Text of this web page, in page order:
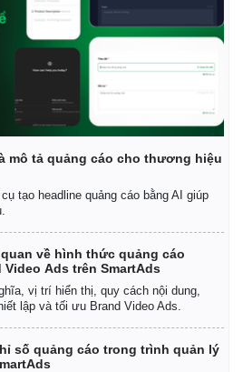
Quân sự - Quốc phòng
Vũ khí
mô tả quảng cáo cho thương hiệu
tạo headline quảng cáo bằng AI giúp
về hình thức quảng cáo
Video Ads trên SmartAds
vị trí hiển thị, quy cách nội dung,
lập và tối ưu Brand Video Ads.
số quảng cáo trong trình quản lý